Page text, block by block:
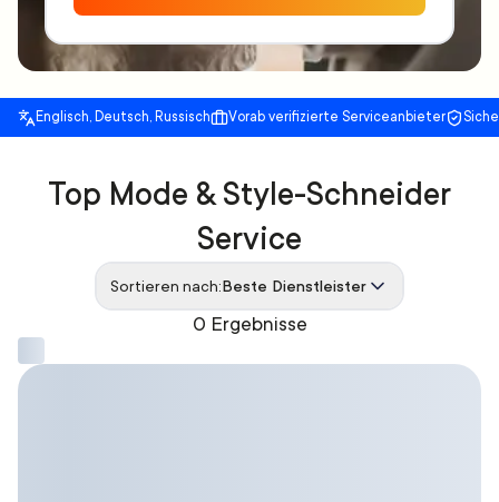
Englisch, Deutsch, Russisch Vorab verifizierte Serviceanbieter
0 Ergebnisse
Top Mode & Style-Schneider
Service
Sortieren nach:Beste Dienstleister